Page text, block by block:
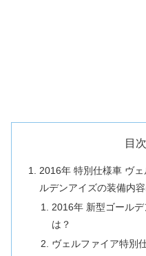
目次
2016年 特別仕様車 ヴ
ルデンアイズの装備内容
2016年 新型ゴール
は？
ヴェルファイア特別